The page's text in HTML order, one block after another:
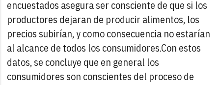
encuestados asegura ser consciente de que si los
productores dejaran de producir alimentos, los
precios subirían, y como consecuencia no estarían
al alcance de todos los consumidores.Con estos
datos, se concluye que en general los
consumidores son conscientes del proceso de